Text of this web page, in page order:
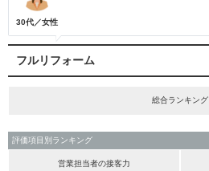
30代／女性
フルリフォーム
総合ランキング
評価項目別ランキング
営業担当者の接客力